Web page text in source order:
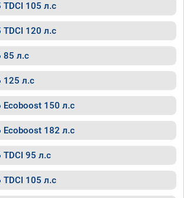
TDCI 105 л.с
TDCI 120 л.с
85 л.с
125 л.с
Ecoboost 150 л.с
Ecoboost 182 л.с
TDCI 95 л.с
TDCI 105 л.с